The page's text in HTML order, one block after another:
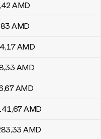
,42AMD
AMD
,17AMD
,33 AMD
,67AMD
,67AMD
,33 AMD